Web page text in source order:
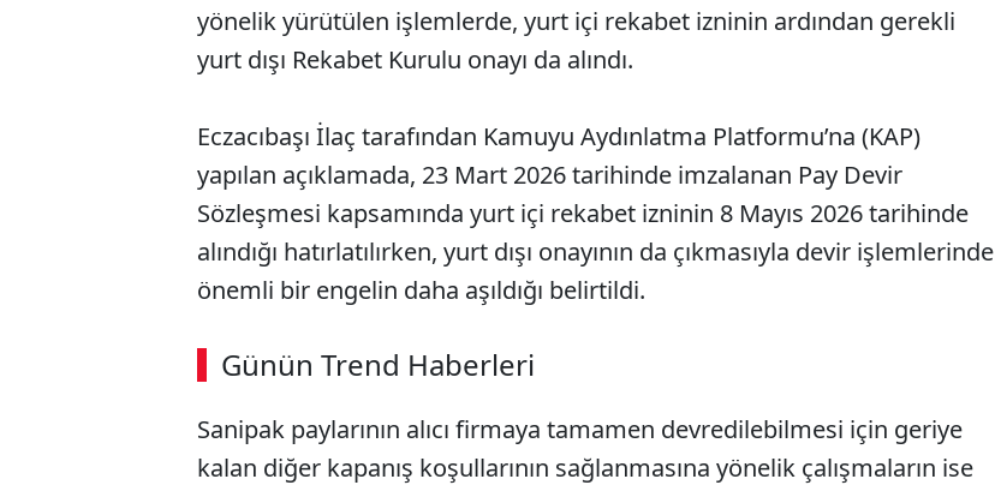
yönelik yürütülen işlemlerde, yurt içi rekabet izninin ardından gerekli
yurt dışı Rekabet Kurulu onayı da alındı.
Eczacıbaşı İlaç tarafından Kamuyu Aydınlatma Platformu’na (KAP)
yapılan açıklamada, 23 Mart 2026 tarihinde imzalanan Pay Devir
Sözleşmesi kapsamında yurt içi rekabet izninin 8 Mayıs 2026 tarihinde
alındığı hatırlatılırken, yurt dışı onayının da çıkmasıyla devir işlemlerinde
önemli bir engelin daha aşıldığı belirtildi.
Günün Trend Haberleri
00:02 / 09:08
Sesi Aç
Sanipak paylarının alıcı firmaya tamamen devredilebilmesi için geriye
kalan diğer kapanış koşullarının sağlanmasına yönelik çalışmaların ise